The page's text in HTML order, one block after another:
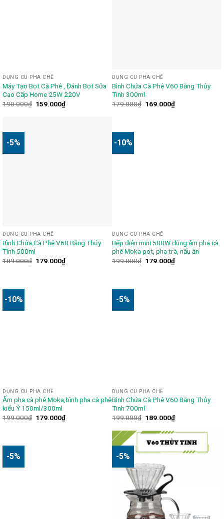
DỤNG CU PHA CHẾ
Máy Tạo Bọt Cà Phê , Đánh Bọt Sữa
Cao Cấp Home 25W 220V
190.000₫ 159.000₫
DỤNG CU PHA CHẾ
Bình Chứa Cà Phê V60 Bằng Thủy
Tinh 300ml
179.000₫ 169.000₫
-5%
DỤNG CU PHA CHẾ
Bình Chứa Cà Phê V60 Bằng Thủy
Tinh 500ml
189.000₫ 179.000₫
-10%
DỤNG CU PHA CHẾ
Bếp điện mini 500W dùng ấm pha cà
phê Moka pot, pha trà, nấu ăn
199.000₫ 179.000₫
-10%
DỤNG CU PHA CHẾ
Ấm pha cà phê Moka,bình pha cà phê
kiểu Ý 150ml/300ml
199.000₫ 179.000₫
-5%
DỤNG CU PHA CHẾ
Bình Chứa Cà Phê V60 Bằng Thủy
Tinh 700ml
199.000₫ 189.000₫
-5% -5%